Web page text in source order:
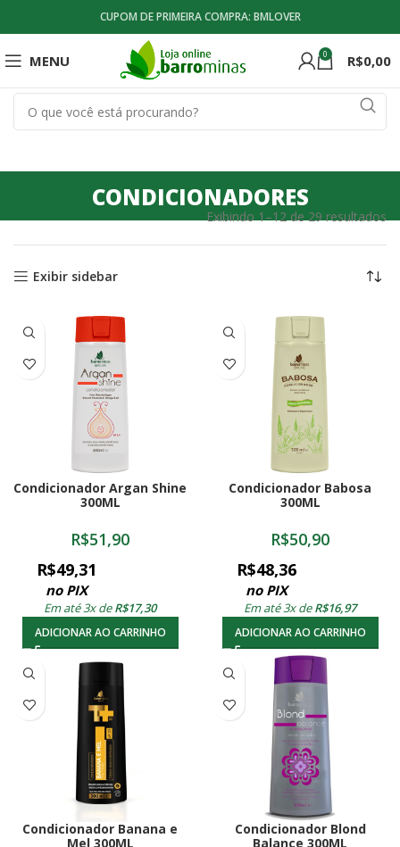
CUPOM DE PRIMEIRA COMPRA: BMLOVER
MENU 0 R$0,00
CONDICIONADORES
Exibindo 1–12 de 29 resultados
Exibir sidebar
Condicionador Argan Shine
300ML
R$51,90
R$49,31
no PIX
Em até 3x deR$17,30
ADICIONAR AO CARRINHO
Condicionador Babosa
300ML
R$50,90
R$48,36
no PIX
Em até 3x deR$16,97
ADICIONAR AO CARRINHO
Condicionador Banana e
Mel 300ML
Condicionador Blond
Balance 300ML